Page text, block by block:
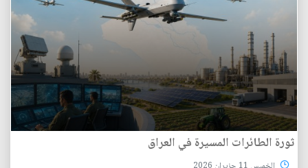
ثورة الطائرات المسيرة في العراق